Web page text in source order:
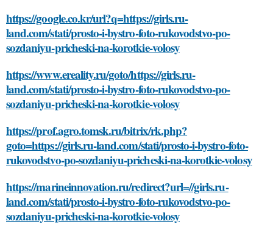
https://google.co.kr/url?q=https://girls.ru-
land.com/stati/prosto-i-bystro-foto-rukovodstvo-po-
sozdaniyu-pricheski-na-korotkie-volosy
https://www.ereality.ru/goto/https://girls.ru-
land.com/stati/prosto-i-bystro-foto-rukovodstvo-po-
sozdaniyu-pricheski-na-korotkie-volosy
https://prof.agro.tomsk.ru/bitrix/rk.php?
goto=https://girls.ru-land.com/stati/prosto-i-bystro-foto-
rukovodstvo-po-sozdaniyu-pricheski-na-korotkie-volosy
https://marineinnovation.ru/redirect?url=//girls.ru-
land.com/stati/prosto-i-bystro-foto-rukovodstvo-po-
sozdaniyu-pricheski-na-korotkie-volosy